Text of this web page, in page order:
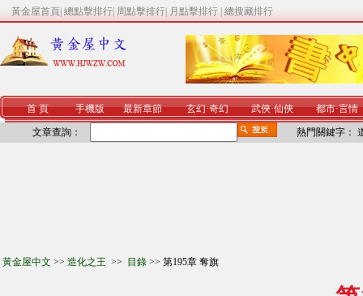
黃金屋首頁 總點擊排行 周點擊排行 月點擊排行 總搜藏排行
首 頁 手機版 最新章節 玄幻·奇幻 武俠·仙俠 都市·言情
文章查詢： 熱門關鍵字：
黃金屋中文 >> 造化之王 >> 目錄 >> 第195章 奪旗